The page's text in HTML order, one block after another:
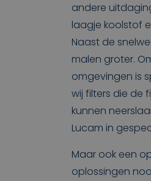
andere
laagje koolstof
Naast de
malen groter.
omgevingen is
wij filters die de
kunnen
Lucam in
Maar ook een
oplossingen